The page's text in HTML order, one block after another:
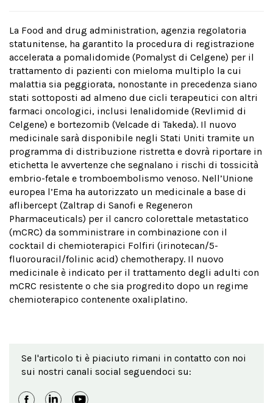
La Food and drug administration, agenzia regolatoria
statunitense, ha garantito la procedura di registrazione
accelerata a pomalidomide (Pomalyst di Celgene) per il
trattamento di pazienti con mieloma multiplo la cui
malattia sia peggiorata, nonostante in precedenza siano
stati sottoposti ad almeno due cicli terapeutici con altri
farmaci oncologici, inclusi lenalidomide (Revlimid di
Celgene) e bortezomib (Velcade di Takeda). Il nuovo
medicinale sarà disponibile negli Stati Uniti tramite un
programma di distribuzione ristretta e dovrà riportare in
etichetta le avvertenze che segnalano i rischi di tossicità
embrio-fetale e tromboembolismo venoso. Nell’Unione
europea l’Ema ha autorizzato un medicinale a base di
aflibercept (Zaltrap di Sanofi e Regeneron
Pharmaceuticals) per il cancro colorettale metastatico
(mCRC) da somministrare in combinazione con il
cocktail di chemioterapici Folfiri (irinotecan/5-
fluorouracil/folinic acid) chemotherapy. Il nuovo
medicinale è indicato per il trattamento degli adulti con
mCRC resistente o che sia progredito dopo un regime
chemioterapico contenente oxaliplatino.
Se l'articolo ti è piaciuto rimani in contatto con noi
sui nostri canali social seguendoci su: